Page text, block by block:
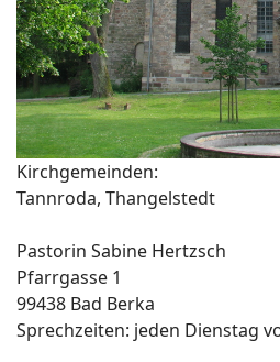
Kirchgemeinden:
Tannroda, Thangelstedt
Pastorin Sabine Hertzsch
Pfarrgasse 1
99438 Bad Berka
Sprechzeiten: jeden Dienstag